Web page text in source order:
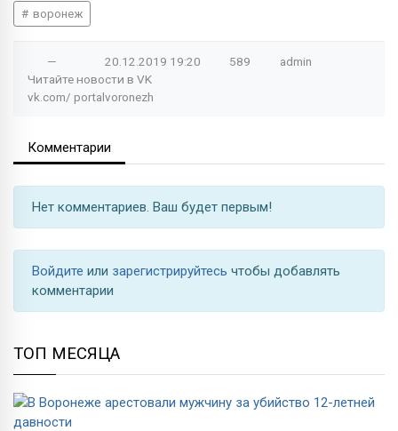
воронеж
— 20.12.2019 19:20 589
admin
Читайте новости в VK
vk.com/ portalvoronezh
Комментарии
Нет комментариев. Ваш будет первым!
Войдите или зарегистрируйтесь чтобы добавлять
комментарии
ТОП МЕСЯЦА